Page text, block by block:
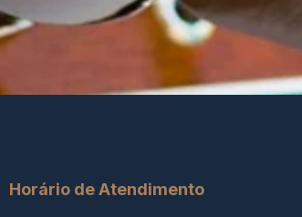
Horário de Atendimento